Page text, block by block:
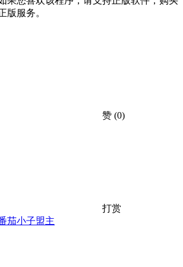
版服务。
赞 (0)
打赏
茄小子盟主